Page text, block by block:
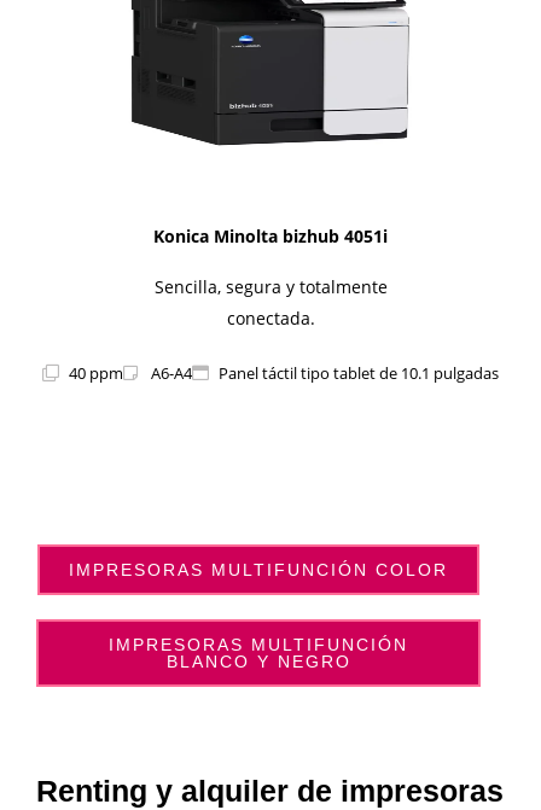
Konica Minolta bizhub 4051i
Sencilla, segura y totalmente
conectada.
40 ppm A6-A4 Panel táctil tipo tablet de 10.1 pulgadas
IMPRESORAS MULTIFUNCIÓN COLOR
IMPRESORAS MULTIFUNCIÓN
BLANCO Y NEGRO
Renting y alquiler de impresoras